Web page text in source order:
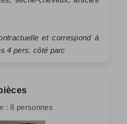
et correspond à
4 pers. côté parc
: 8 personnes